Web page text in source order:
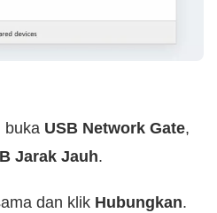
buka USB Network Gate,
Jarak Jauh.
dan klik Hubungkan.